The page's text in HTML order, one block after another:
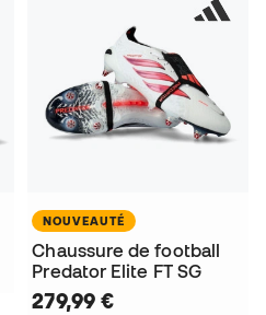
NOUVEAUTÉ
Chaussure de football
Predator Elite FT SG
279,99 €